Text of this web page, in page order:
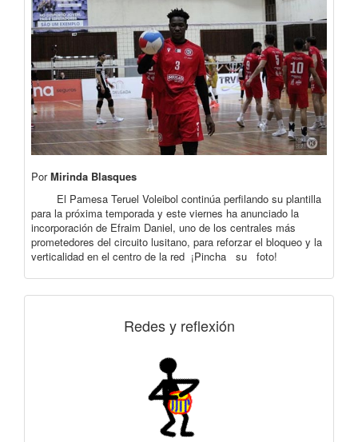
PorMirinda Blasques
El Pamesa Teruel Voleibol continúa perfilando su plantilla
para la próxima temporada y este viernes ha anunciado la
incorporación de Efraim Daniel, uno de los centrales más
prometedores del circuito lusitano, para reforzar el bloqueo y la
verticalidad en el centro de la red ¡Pincha su foto!
Redes y reflexión